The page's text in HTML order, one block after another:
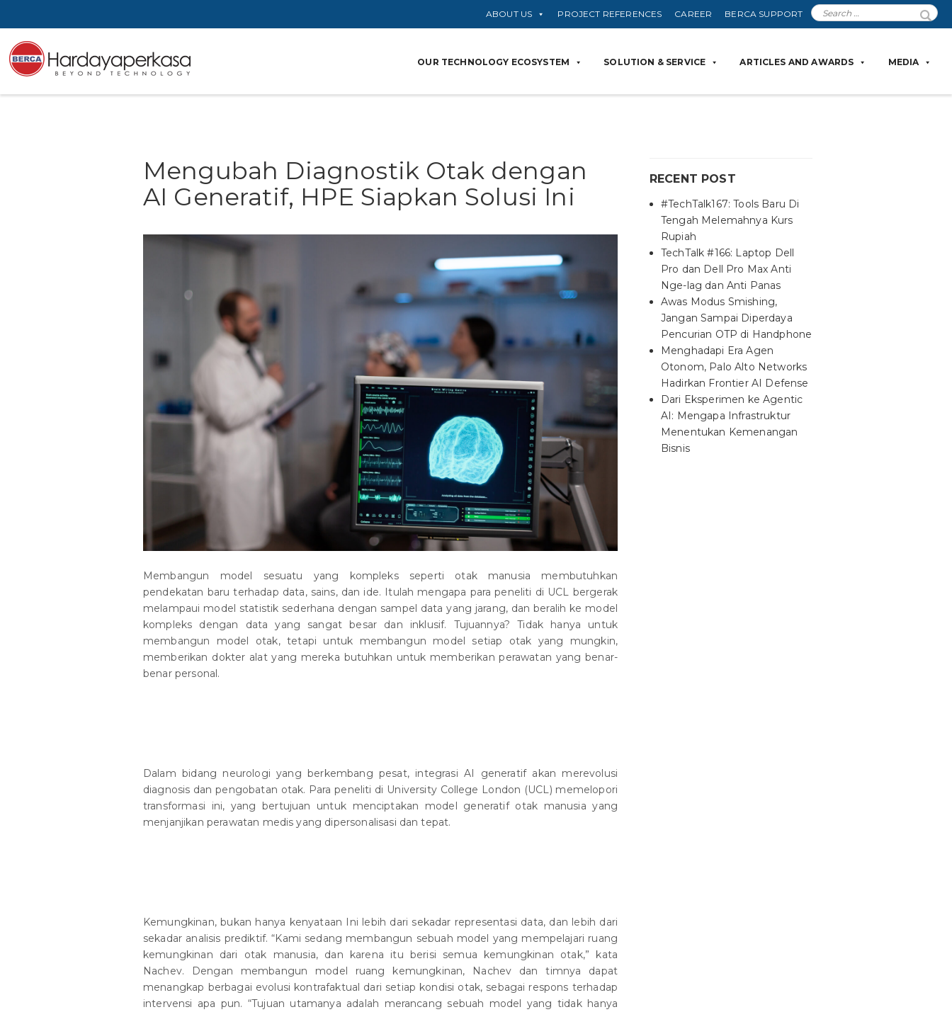
ABOUT US PROJECT REFERENCES CAREER BERCA SUPPORT
OUR TECHNOLOGY ECOSYSTEM SOLUTION & SERVICE ARTICLES AND AWARDS MEDIA
Mengubah Diagnostik Otak dengan
AI Generatif, HPE Siapkan Solusi Ini
Membangun model sesuatu yang kompleks seperti otak manusia membutuhkan
pendekatan baru terhadap data, sains, dan ide. Itulah mengapa para peneliti di UCL bergerak
melampaui model statistik sederhana dengan sampel data yang jarang, dan beralih ke model
kompleks dengan data yang sangat besar dan inklusif. Tujuannya? Tidak hanya untuk
membangun model otak, tetapi untuk membangun model setiap otak yang mungkin,
memberikan dokter alat yang mereka butuhkan untuk memberikan perawatan yang benar-
benar personal.
Dalam bidang neurologi yang berkembang pesat, integrasi AI generatif akan merevolusi
diagnosis dan pengobatan otak. Para peneliti di University College London (UCL) memelopori
transformasi ini, yang bertujuan untuk menciptakan model generatif otak manusia yang
menjanjikan perawatan medis yang dipersonalisasi dan tepat.
Kemungkinan, bukan hanya kenyataan Ini lebih dari sekadar representasi data, dan lebih dari
sekadar analisis prediktif. “Kami sedang membangun sebuah model yang mempelajari ruang
kemungkinan dari otak manusia, dan karena itu berisi semua kemungkinan otak,” kata
Nachev. Dengan membangun model ruang kemungkinan, Nachev dan timnya dapat
menangkap berbagai evolusi kontrafaktual dari setiap kondisi otak, sebagai respons terhadap
intervensi apa pun. “Tujuan utamanya adalah merancang sebuah model yang tidak hanya
RECENT POST
#TechTalk167: Tools Baru Di
Tengah Melemahnya Kurs
Rupiah
TechTalk #166: Laptop Dell
Pro dan Dell Pro Max Anti
Nge-lag dan Anti Panas
Awas Modus Smishing,
Jangan Sampai Diperdaya
Pencurian OTP di Handphone
Menghadapi Era Agen
Otonom, Palo Alto Networks
Hadirkan Frontier AI Defense
Dari Eksperimen ke Agentic
AI: Mengapa Infrastruktur
Menentukan Kemenangan
Bisnis